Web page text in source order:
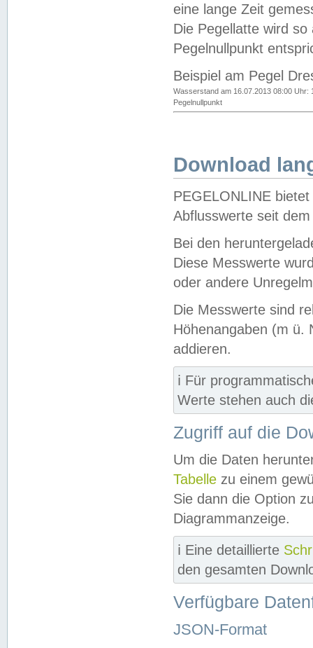
eine lange Zeit
Die Pegellatte wird
Pegelnullpunkt
Beispiel am Pegel
Wasserstand am 16.07.2013 08:00 Uhr:
Pegelnullpunkt
Download
PEGELONLINE
Abflusswerte seit
Bei den
Diese Messwerte
oder andere
Die Messwerte sind
Höhenangaben (m ü.
addieren.
ℹ️ Für
Werte stehen auch
Zugriff auf die
Um die Daten
Tabelle zu einem
Sie dann die Option
Diagrammanzeige.
ℹ️ Eine detaillierte
den gesamten
Verfügbare
JSON-Format